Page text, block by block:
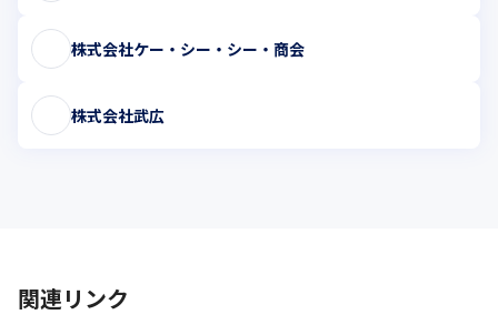
株式会社ケー・シー・シー・商会
株式会社武広
関連リンク